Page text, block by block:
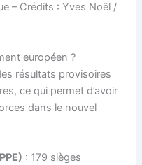
– Crédits : Yves Noël /
européen ?
résultats provisoires
ce qui permet d’avoir
dans le nouvel
: 179 sièges